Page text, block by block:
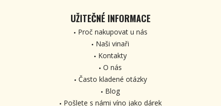
UŽITEČNÉ INFORMACE
Proč nakupovat u nás
Naši vinaři
Kontakty
O nás
Často kladené otázky
Blog
Pošlete s námi víno jako dárek